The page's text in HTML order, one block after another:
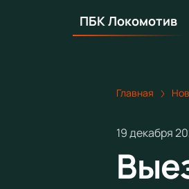
ПБК Локомотив
Главная
19 декабря